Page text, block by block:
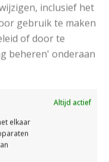
inclusief het
gebruik te maken
of door te
beheren' onderaan
Altijd actief
elkaar